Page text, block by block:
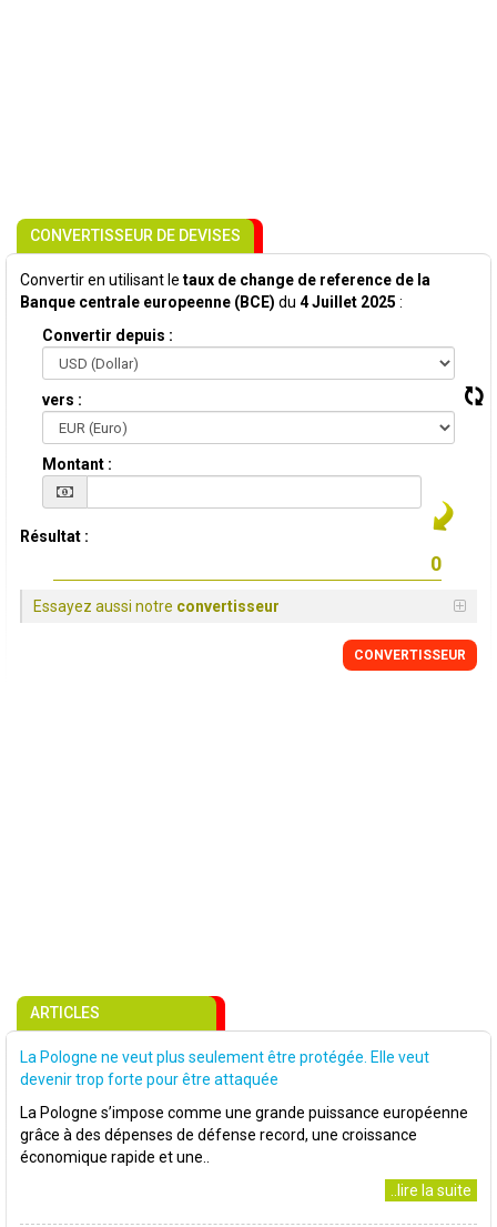
CONVERTISSEUR DE DEVISES
Convertir en utilisant le taux de change de reference de la
Banque centrale europeenne (BCE) du 4 Juillet 2025 :
Convertir depuis :
vers :
Montant :
Résultat :
Essayez aussi notre convertisseur
CONVERTISSEUR
ARTICLES
La Pologne ne veut plus seulement être protégée. Elle veut
devenir trop forte pour être attaquée
La Pologne s’impose comme une grande puissance européenne
grâce à des dépenses de défense record, une croissance
économique rapide et une..
..lire la suite